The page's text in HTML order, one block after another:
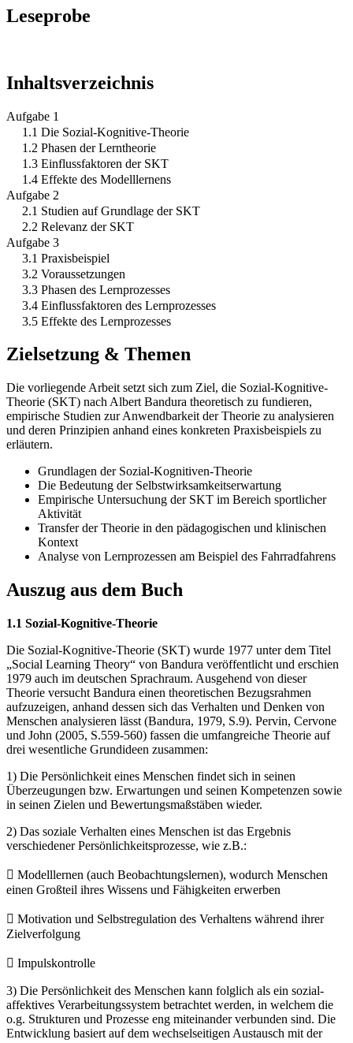
Leseprobe
Inhaltsverzeichnis
Aufgabe 1
1.1 Die Sozial-Kognitive-Theorie
1.2 Phasen der Lerntheorie
1.3 Einflussfaktoren der SKT
1.4 Effekte des Modelllernens
Aufgabe 2
2.1 Studien auf Grundlage der SKT
2.2 Relevanz der SKT
Aufgabe 3
3.1 Praxisbeispiel
3.2 Voraussetzungen
3.3 Phasen des Lernprozesses
3.4 Einflussfaktoren des Lernprozesses
3.5 Effekte des Lernprozesses
Zielsetzung & Themen
Die vorliegende Arbeit setzt sich zum Ziel, die Sozial-Kognitive-
Theorie (SKT) nach Albert Bandura theoretisch zu fundieren,
empirische Studien zur Anwendbarkeit der Theorie zu analysieren
und deren Prinzipien anhand eines konkreten Praxisbeispiels zu
erläutern.
Grundlagen der Sozial-Kognitiven-Theorie
Die Bedeutung der Selbstwirksamkeitserwartung
Empirische Untersuchung der SKT im Bereich sportlicher
Aktivität
Transfer der Theorie in den pädagogischen und klinischen
Kontext
Analyse von Lernprozessen am Beispiel des Fahrradfahrens
Auszug aus dem Buch
1.1 Sozial-Kognitive-Theorie
Die Sozial-Kognitive-Theorie (SKT) wurde 1977 unter dem Titel
„Social Learning Theory“ von Bandura veröffentlicht und erschien
1979 auch im deutschen Sprachraum. Ausgehend von dieser
Theorie versucht Bandura einen theoretischen Bezugsrahmen
aufzuzeigen, anhand dessen sich das Verhalten und Denken von
Menschen analysieren lässt (Bandura, 1979, S.9). Pervin, Cervone
und John (2005, S.559-560) fassen die umfangreiche Theorie auf
drei wesentliche Grundideen zusammen:
1) Die Persönlichkeit eines Menschen findet sich in seinen
Überzeugungen bzw. Erwartungen und seinen Kompetenzen sowie
in seinen Zielen und Bewertungsmaßstäben wieder.
2) Das soziale Verhalten eines Menschen ist das Ergebnis
verschiedener Persönlichkeitsprozesse, wie z.B.:
 Modelllernen (auch Beobachtungslernen), wodurch Menschen
einen Großteil ihres Wissens und Fähigkeiten erwerben
 Motivation und Selbstregulation des Verhaltens während ihrer
Zielverfolgung
 Impulskontrolle
3) Die Persönlichkeit des Menschen kann folglich als ein sozial-
affektives Verarbeitungssystem betrachtet werden, in welchem die
o.g. Strukturen und Prozesse eng miteinander verbunden sind. Die
Entwicklung basiert auf dem wechselseitigen Austausch mit der